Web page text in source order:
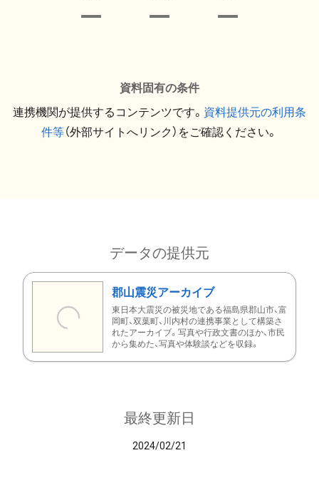
資料固有の条件
連携機関が提供するコンテンツです。 資料提供元の利用条
件等（外部サイトへリンク）をご確認ください。
データの提供元
郡山震災アーカイブ
東日本大震災の被災地である福島県郡山市、富
岡町、双葉町、川内村の連携事業として構築さ
れたアーカイブ。写真や行政文書のほか、市民
から集めた、写真や体験談などを収録。
最終更新日
2024/02/21